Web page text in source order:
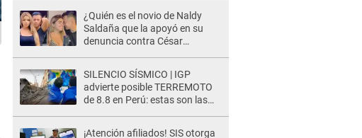
¿Quién es el novio de Naldy
Saldaña que la apoyó en su
denuncia contra César
de 'La Bella Luz'?
SILENCIO SÍSMICO | IGP
advierte posible TERREMOTO
de 8.8 en Perú: estas son las
¡Atención afiliados! SIS otorga